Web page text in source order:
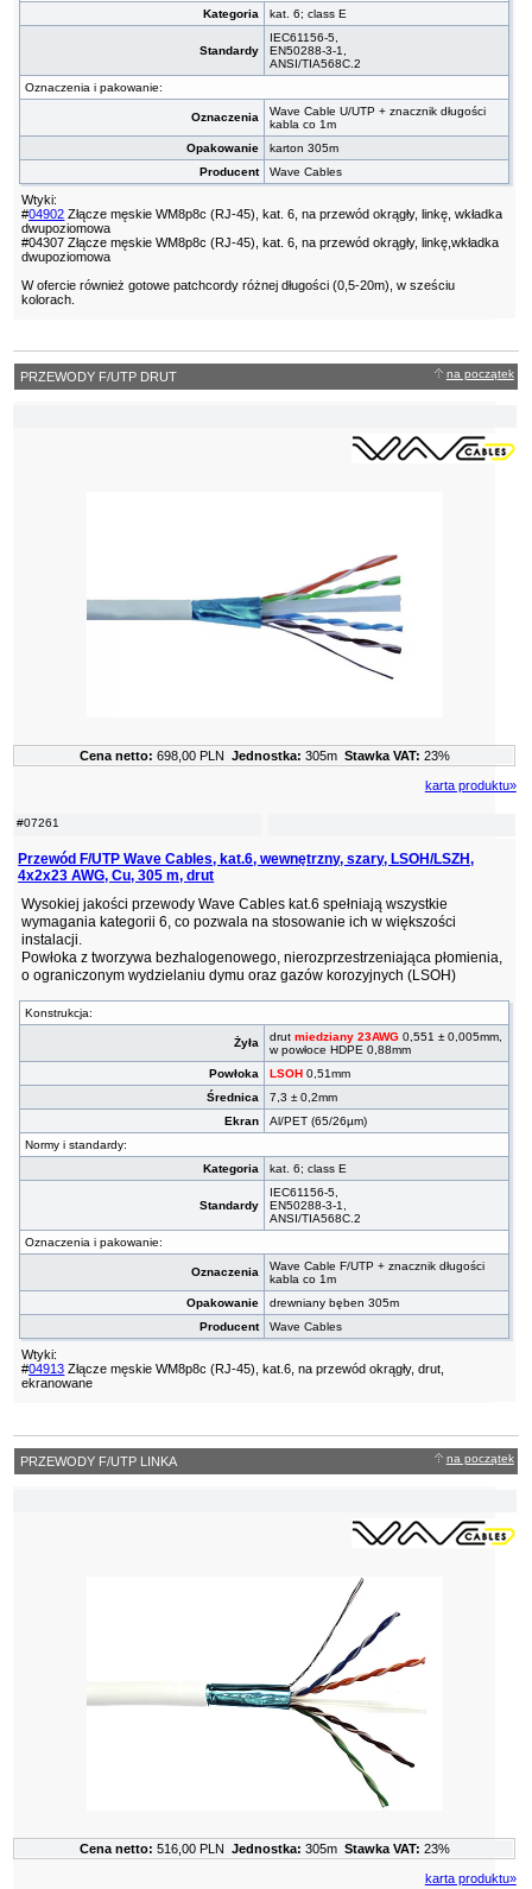
Kategoria
kat. 6; class E
Standardy
IEC61156-5,
EN50288-3-1,
ANSI/TIA568C.2
Oznaczenia i pakowanie:
Oznaczenia
Wave Cable U/UTP + znacznik długości
kabla co 1m
Opakowanie
karton 305m
Producent
Wave Cables
Wtyki:
#04902 Złącze męskie WM8p8c (RJ-45), kat. 6, na przewód okrągły, linkę, wkładka
dwupoziomowa
#04307 Złącze męskie WM8p8c (RJ-45), kat. 6, na przewód okrągły, linkę,wkładka
dwupoziomowa
W ofercie również gotowe patchcordy różnej długości (0,5-20m), w sześciu
kolorach.
PRZEWODY F/UTP DRUT na początek
#07261
Przewód F/UTP Wave Cables, kat.6, wewnętrzny, szary, LSOH/LSZH,
4x2x23 AWG, Cu, 305 m, drut
Wysokiej jakości przewody Wave Cables kat.6 spełniają wszystkie
wymagania kategorii 6, co pozwala na stosowanie ich w większości
instalacji.
Powłoka z tworzywa bezhalogenowego, nierozprzestrzeniająca płomienia,
o ograniczonym wydzielaniu dymu oraz gazów korozyjnych (LSOH)
Konstrukcja:
Żyła drutmiedziany 23AWG 0,551 ± 0,005mm,
w powłoce HDPE 0,88mm
Powłoka
LSOH 0,51mm
Średnica
7,3 ± 0,2mm
Ekran
Al/PET (65/26µm)
Normy i standardy:
Kategoria
kat. 6; class E
Standardy
IEC61156-5,
EN50288-3-1,
ANSI/TIA568C.2
Oznaczenia i pakowanie:
Oznaczenia
Wave Cable F/UTP + znacznik długości
kabla co 1m
Opakowanie
drewniany bęben 305m
Producent
Wave Cables
Wtyki:
#04913 Złącze męskie WM8p8c (RJ-45), kat.6, na przewód okrągły, drut,
ekranowane
Cena netto: 698,00 PLN Jednostka: 305m Stawka VAT: 23%
karta produktu»
PRZEWODY F/UTP LINKA na początek
Cena netto: 516,00 PLN Jednostka: 305m Stawka VAT: 23%
karta produktu»